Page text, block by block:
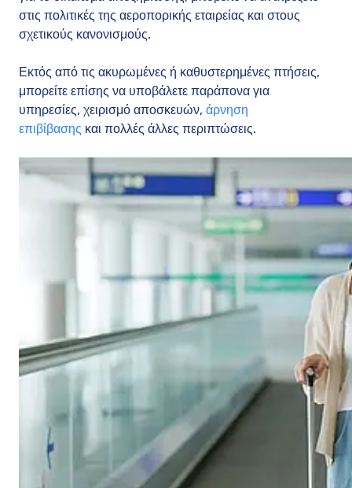
στις πολιτικές της αεροπορικής εταιρείας και στους
σχετικούς κανονισμούς.
Εκτός από τις ακυρωμένες ή καθυστερημένες πτήσεις,
μπορείτε επίσης να υποβάλετε παράπονα για
υπηρεσίες, χειρισμό αποσκευών, άρνηση
επιβίβασης και πολλές άλλες περιπτώσεις.